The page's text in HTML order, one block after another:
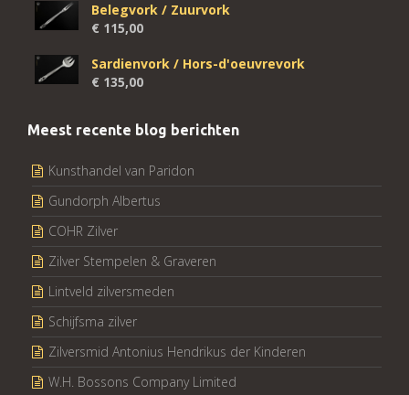
Belegvork / Zuurvork
€ 115,00
Sardienvork / Hors-d'oeuvrevork
€ 135,00
Meest recente blog berichten
Kunsthandel van Paridon
Gundorph Albertus
COHR Zilver
Zilver Stempelen & Graveren
Lintveld zilversmeden
Schijfsma zilver
Zilversmid Antonius Hendrikus der Kinderen
W.H. Bossons Company Limited